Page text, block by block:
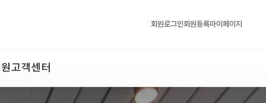
회원로그인회원등록마이페이지
고객센터